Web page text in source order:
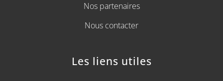
Nos partenaires
Nous contacter
Les liens utiles